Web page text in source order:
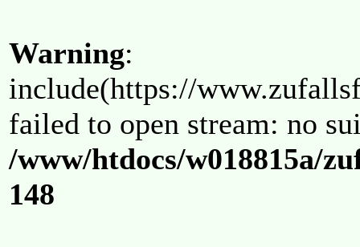
Warning:
include(https://
failed to open stream: no
/www/htdocs/w018815a/
148